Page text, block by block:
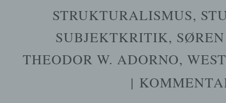
STRUKTURALISMUS,
SUBJEKTKRITIK,
THEODOR W. ADORNO,
|